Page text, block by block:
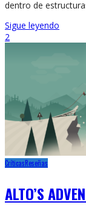
dentro de
Sigue leyendo
2
CríticasReseñas
ALTO’S